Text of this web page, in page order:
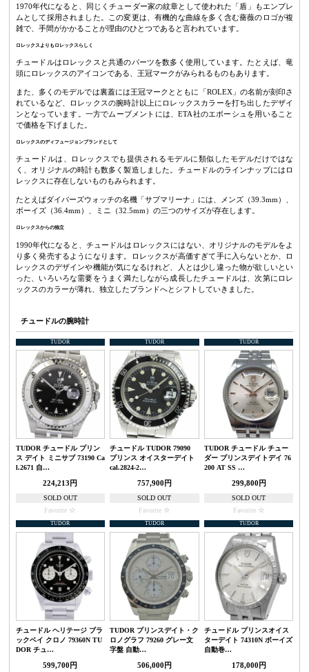
1970年代になると、同じくチューダー家の紋章として使われた「盾」もエンブレ
ムとして採用されました。この変更は、有機的な曲線を多く含む薔薇のロゴが複
雑で、手間がかかることが理由のひとつであると言われています。
ロレックスよりもロレックスらしく
チュードルはロレックスと共通のパーツを数多く使用しています。たとえば、竜
頭にロレックスのアイコンである、王冠マークがみられるものもあります。
また、多くのモデルでは裏蓋には王冠マークとともに「ROLEX」の名前が刻印さ
れているなど、ロレックスの腕時計以上にロレックスカラーを打ち出したデザイ
ンとなっています。一方でムーブメントには、ETA社のエボーシュを用いること
で価格を下げました。
ロレックスのディフュージョンブランドとして
チュードルは、ロレックスでも提供されるモデルに類似したモデルだけではな
く、オリジナルの時計も数多く製造しました。チュードルのラインナップにはロ
レックスに存在しないものもみられます。
たとえばダイバーズウォッチの名機「サブマリーナ」には、メンズ（39.3mm）、
ボーイズ（36.4mm）、ミニ（32.5mm）の三つのサイズが存在します。
ロレックスからの独立
1990年代になると、チュードルはロレックスにはない、オリジナルのモデルをよ
り多く発売するようになります。ロレックスが高価すぎて手に入らないとか、ロ
レックスのデザインや機能が気になるけれど、人とは少し違った物が欲しいとい
った、いろいろな需要をうまく満たしながら成長したチュードルは、次第にロレ
ックスのカラーが薄れ、独立したブランドへとシフトしていきました。
チュードルの腕時計
TUDOR
TUDOR チュードル プリン
ス デイト ミニサブ 73190 Ca
l.2671 自…
224,213円
SOLD OUT
Favorite
TUDOR
チュードル TUDOR 79090
プリンス オイスターデイト
cal.2824-2…
757,900円
SOLD OUT
Favorite
TUDOR
TUDOR チュードル チュー
ダー プリンスデイトデイ 76
200 AT SS …
299,800円
SOLD OUT
Favorite
TUDOR
チュードル ヘリテージ ブラ
ックベイ クロノ 79360N TU
DOR チュ…
599,700円
TUDOR
TUDOR プリンスデイト・ク
ロノグラフ 79260 グレー文
字盤 自動…
506,000円
TUDOR
チュードル プリンスオイス
ターデイト 74310N ボーイズ
自動巻…
178,000円